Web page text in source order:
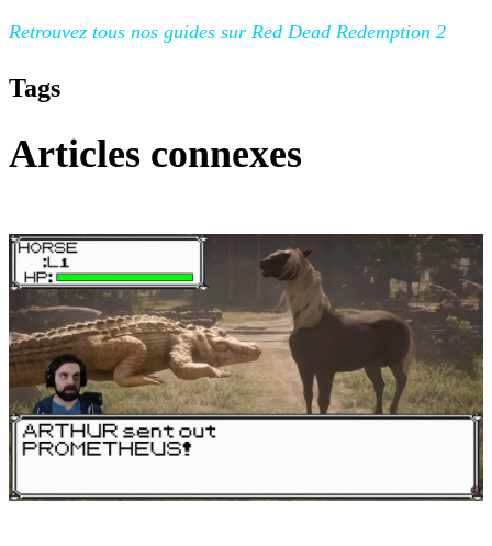
Retrouvez tous nos guides sur Red Dead Redemption 2
Tags
Articles connexes